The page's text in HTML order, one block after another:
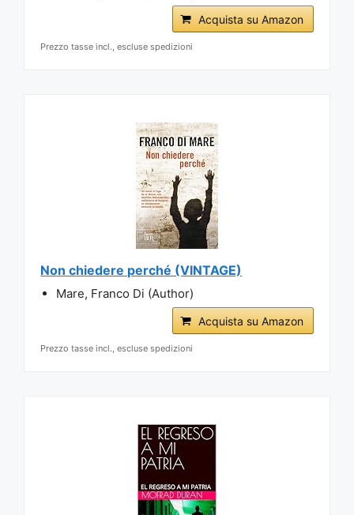
Acquista su Amazon
Prezzo tasse incl., escluse spedizioni
Non chiedere perché (VINTAGE)
Mare, Franco Di (Author)
Acquista su Amazon
Prezzo tasse incl., escluse spedizioni